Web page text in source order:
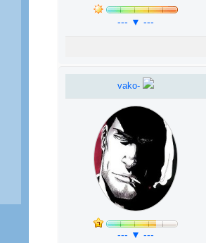
--- ▼ ---
vako-
--- ▼ ---